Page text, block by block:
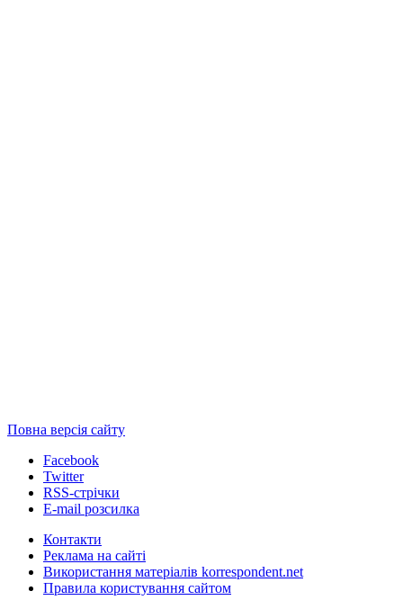
Повна версія сайту
Facebook
Twitter
RSS-стрічки
E-mail розсилка
Контакти
Реклама на сайті
Використання матеріалів korrespondent.net
Правила користування сайтом